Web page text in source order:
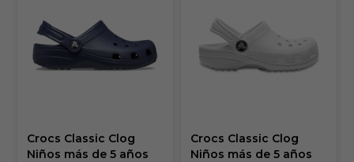
Crocs Classic Clog
Niños más de 5 años
Crocs Classic Clog
Niños más de 5 años